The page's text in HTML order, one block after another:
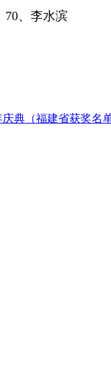
、李水滨
典（福建省获奖名单